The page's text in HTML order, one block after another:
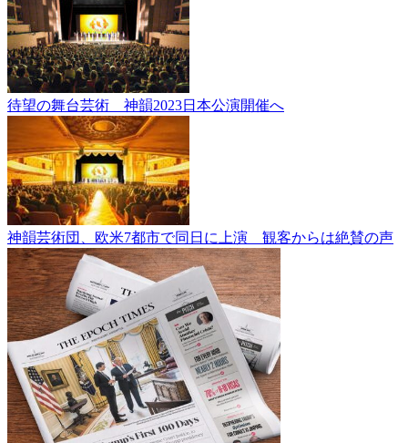
待望の舞台芸術 神韻2023日本公演開催へ
神韻芸術団、欧米7都市で同日に上演 観客からは絶賛の声